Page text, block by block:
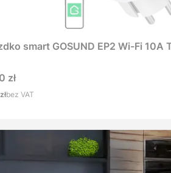
smart GOSUND EP2 Wi-Fi 10A
zł
bez VAT